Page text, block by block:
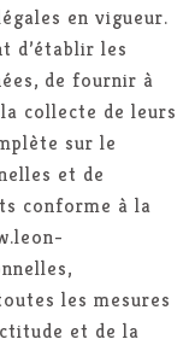
en vigueur.
d’établir les
de fournir à
collecte de leurs
sur le
et de
conforme à la
les mesures
et de la